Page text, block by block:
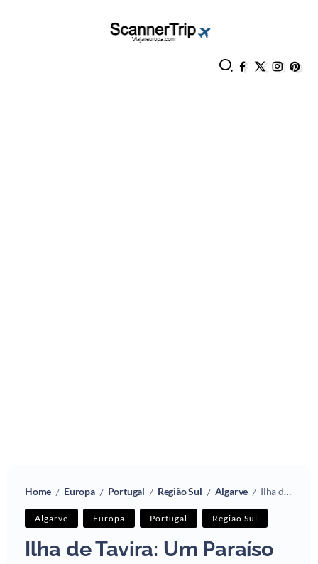
Home / Europa / Portugal / Região Sul / Algarve / Ilha de Tavira: Um Paraíso Escondido no Algarve
Algarve Europa Portugal Região Sul
Ilha de Tavira: Um Paraíso